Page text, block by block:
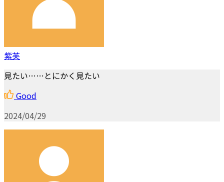
紫芙
見たい……とにかく見たい
Good
2024/04/29